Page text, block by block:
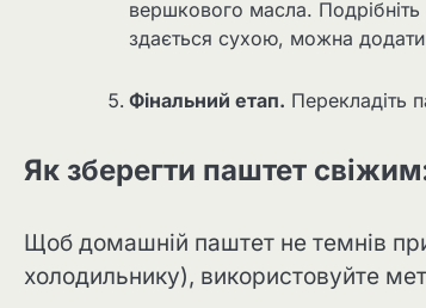
вершкового масла.
здається сухою, можна
Фінальний етап. Перекладіть
Як зберегти паштет
Щоб домашній паштет не темнів при
холодильнику), використовуйте